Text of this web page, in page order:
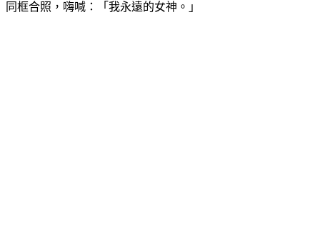
同框合照，嗨喊：「我永遠的女神。」